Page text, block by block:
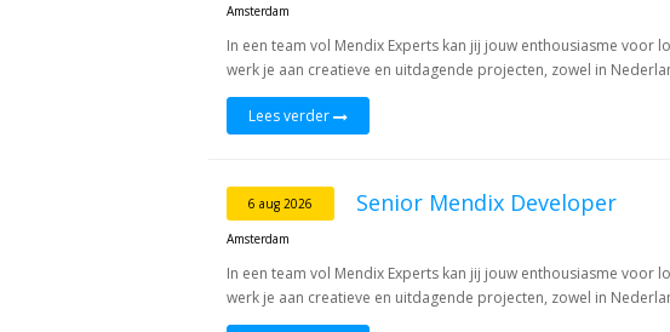
Amsterdam
In een team vol Mendix Experts kan jij jouw enthousiasme voor
werk je aan creatieve en uitdagende projecten, zowel in
Lees verder
6 aug 2026 Senior Mendix Developer
Amsterdam
In een team vol Mendix Experts kan jij jouw enthousiasme voor
werk je aan creatieve en uitdagende projecten, zowel in